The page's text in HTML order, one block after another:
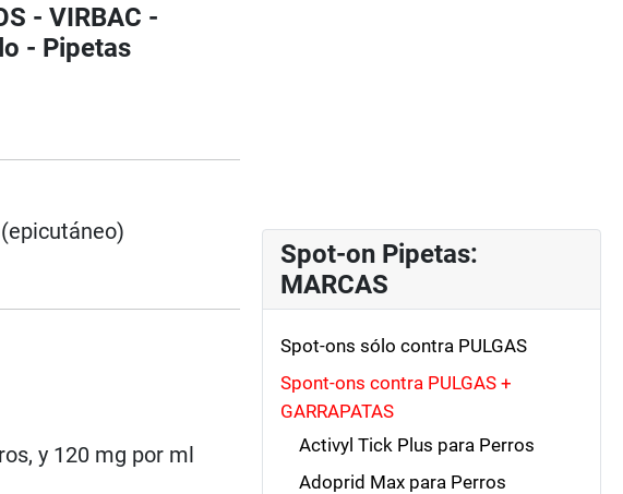
- VIRBAC -
- Pipetas
y 120 mg por ml
Spot-on Pipetas:
MARCAS
Spot-ons sólo contra PULGAS
Spont-ons contra PULGAS +
GARRAPATAS
Activyl Tick Plus para Perros
Adoprid Max para Perros